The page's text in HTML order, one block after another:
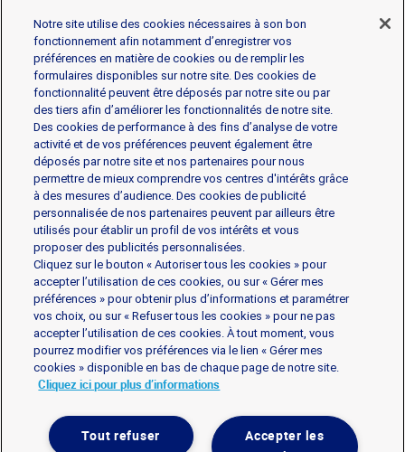
Les produits
Gorgonzola Mascarpone
Mozzarella
Parmesan et Pâtes dures
Ricotta
L’assortiment professionale
Mentions légales
Politique de données personnelles
Politique de Gestion des cookies
Contact
Mes consentements cookies
Galbani Galbani Galbani Contact
Notre site utilise des cookies nécessaires à son bon
fonctionnement afin notamment d’enregistrer vos
préférences en matière de cookies ou de remplir les
formulaires disponibles sur notre site. Des cookies de
fonctionnalité peuvent être déposés par notre site ou par
des tiers afin d’améliorer les fonctionnalités de notre site.
Des cookies de performance à des fins d’analyse de votre
activité et de vos préférences peuvent également être
déposés par notre site et nos partenaires pour nous
permettre de mieux comprendre vos centres d'intérêts grâce
à des mesures d’audience. Des cookies de publicité
personnalisée de nos partenaires peuvent par ailleurs être
utilisés pour établir un profil de vos intérêts et vous
proposer des publicités personnalisées.
Cliquez sur le bouton « Autoriser tous les cookies » pour
accepter l’utilisation de ces cookies, ou sur « Gérer mes
préférences » pour obtenir plus d’informations et paramétrer
vos choix, ou sur « Refuser tous les cookies » pour ne pas
accepter l’utilisation de ces cookies. À tout moment, vous
pourrez modifier vos préférences via le lien « Gérer mes
cookies » disponible en bas de chaque page de notre site.
Cliquez ici pour plus d’informations
Accepter les
Tout refuser